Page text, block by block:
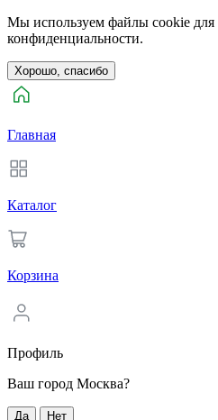
Мы используем файлы cookie для
конфиденциальности.
Хорошо, спасибо
Главная
Каталог
Корзина
Профиль
Ваш город Москва?
Да Нет